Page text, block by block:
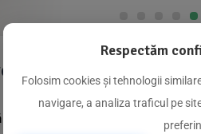
Respectăm
Folosim cookies și tehnologii
navigare, a analiza traficul pe